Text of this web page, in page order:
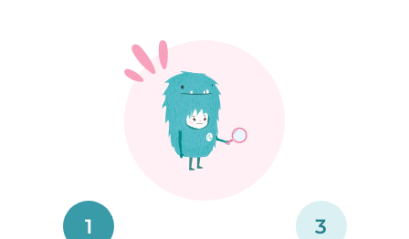
1 3